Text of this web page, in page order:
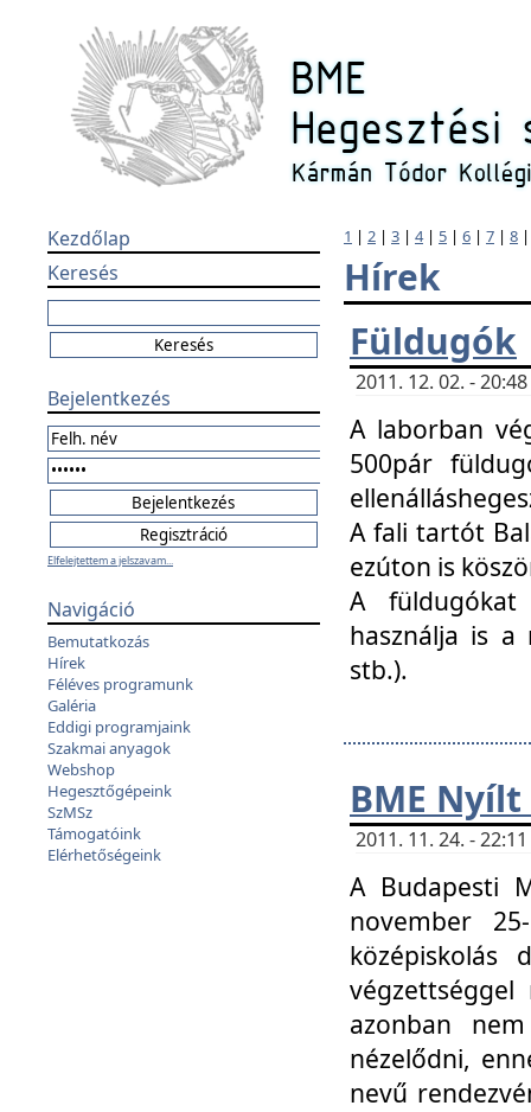
Kezdőlap
Keresés
Bejelentkezés
Elfelejtettem a jelszavam...
Navigáció
Bemutatkozás
Hírek
Féléves programunk
Galéria
Eddigi programjaink
Szakmai anyagok
Webshop
Hegesztőgépeink
SzMSz
Támogatóink
Elérhetőségeink
1 | 2 | 3 | 4| 5 | 6 | 7 | 8
Hírek
Füldugók
2011. 12. 02. -
A laborban
500pár
A fali tartót
ezúton is
A füldugókat
használja is a
stb.).
BME
2011. 11. 24. -
A Budapesti
november
középiskolás
azonban
nézelődni,
nevű